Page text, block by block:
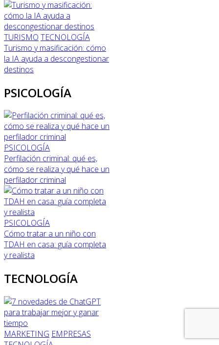
TURISMO TECNOLOGÍA
Turismo y masificación: cómo
la IA ayuda a descongestionar
destinos
PSICOLOGÍA
PSICOLOGÍA
Perfilación criminal: qué es,
cómo se realiza y qué hace un
perfilador criminal
PSICOLOGÍA
Cómo tratar a un niño con
TDAH en casa: guía completa
y realista
TECNOLOGÍA
MARKETING EMPRESAS